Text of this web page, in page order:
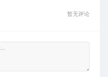
暂无评论